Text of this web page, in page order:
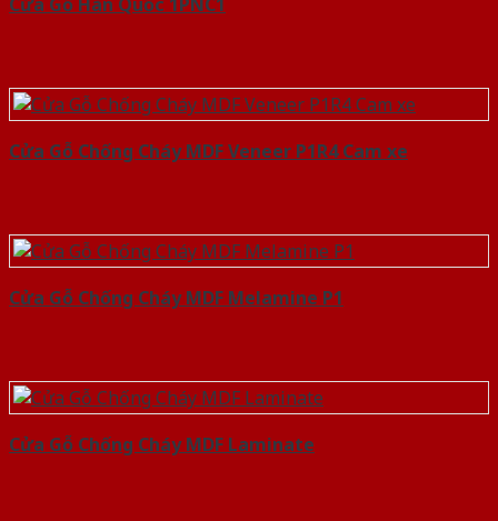
Cửa Gỗ Chống Cháy MDF Veneer P1R4 Cam xe
Cửa Gỗ Chống Cháy MDF Melamine P1
Cửa Gỗ Chống Cháy MDF Laminate